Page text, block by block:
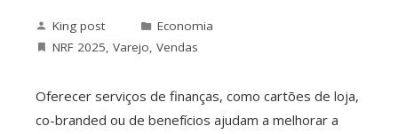
King post
Economia
NRF 2025, Varejo, Vendas
Oferecer serviços de finanças, como cartões de loja,
co-branded ou de benefícios ajudam a melhorar a